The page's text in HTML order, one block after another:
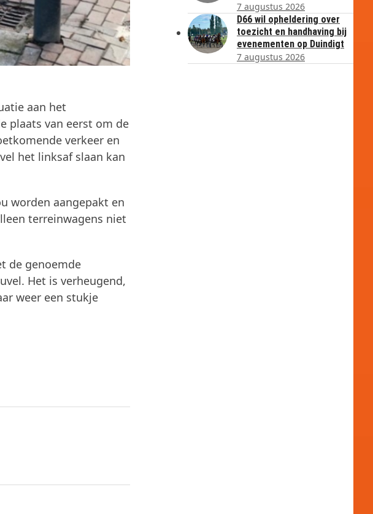
aan het
plaats van eerst om de
verkeer en
het linksaf slaan kan
worden aangepakt en
terreinwagens niet
de genoemde
Het is verheugend,
weer een stukje
7 augustus 2026
D66 wil opheldering over
toezicht en handhaving bij
evenementen op Duindigt
7 augustus 2026